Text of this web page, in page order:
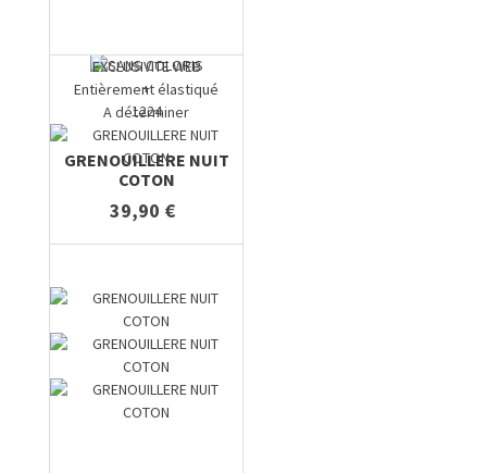
+
1224
GRENOUILLERE NUIT
COTON
39,90 €
EXCLUSIVITE WEB
Entièrement élastiqué
A déterminer